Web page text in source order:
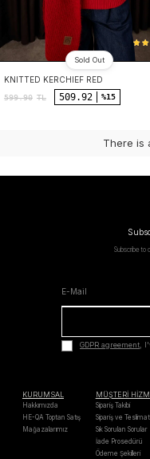
Sold Out
KNITTED KERCHIEF RED
599.90 TL 509.92 %15
There is
Subscribe to
GDPR agreement,
KURUMSAL
Hakkımızda
HE-QA Toptan Satış
Mağazalarımız
MÜŞTERİ
Sipariş Takibi
Sipariş ve Teslimat
Sık Sorulan Sorular
İade Prosedürü
Ödeme Şekilleri